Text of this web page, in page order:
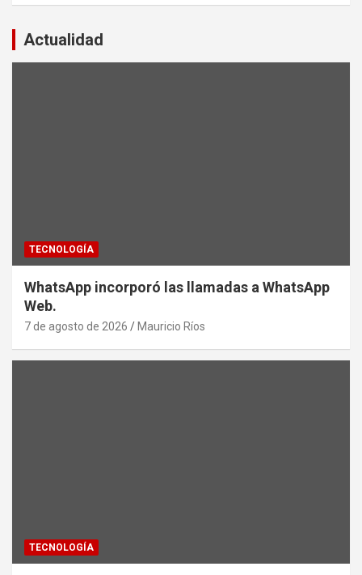
Actualidad
TECNOLOGÍA
WhatsApp incorporó las llamadas a WhatsApp
Web.
7 de agosto de 2026 Mauricio Ríos
TECNOLOGÍA